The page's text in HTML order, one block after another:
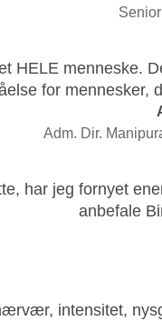
HELE menneske.
for mennesker,
Adm. Dir.
har jeg fornyet
anbefale
intensitet,